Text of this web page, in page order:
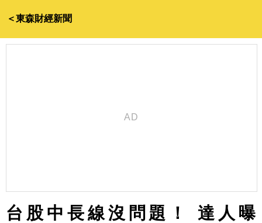
＜東森財經新聞
台股中長線沒問題！ 達人曝